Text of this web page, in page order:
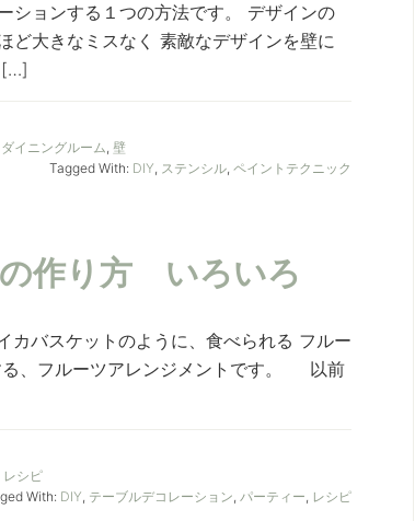
ションする１つの方法です。 デザインの
ど大きなミスなく 素敵なデザインを壁に
[…]
イニングルーム, 壁
Tagged With: DIY, ステンシル, ペイントテクニック
作り方 いろいろ
カバスケットのように、食べられる フルー
る、フルーツアレンジメントです。 以前
レシピ
With: DIY, テーブルデコレーション, パーティー, レシピ